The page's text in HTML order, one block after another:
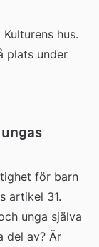
hus.
plats under
för barn
artikel 31.
unga själva
del av? Är